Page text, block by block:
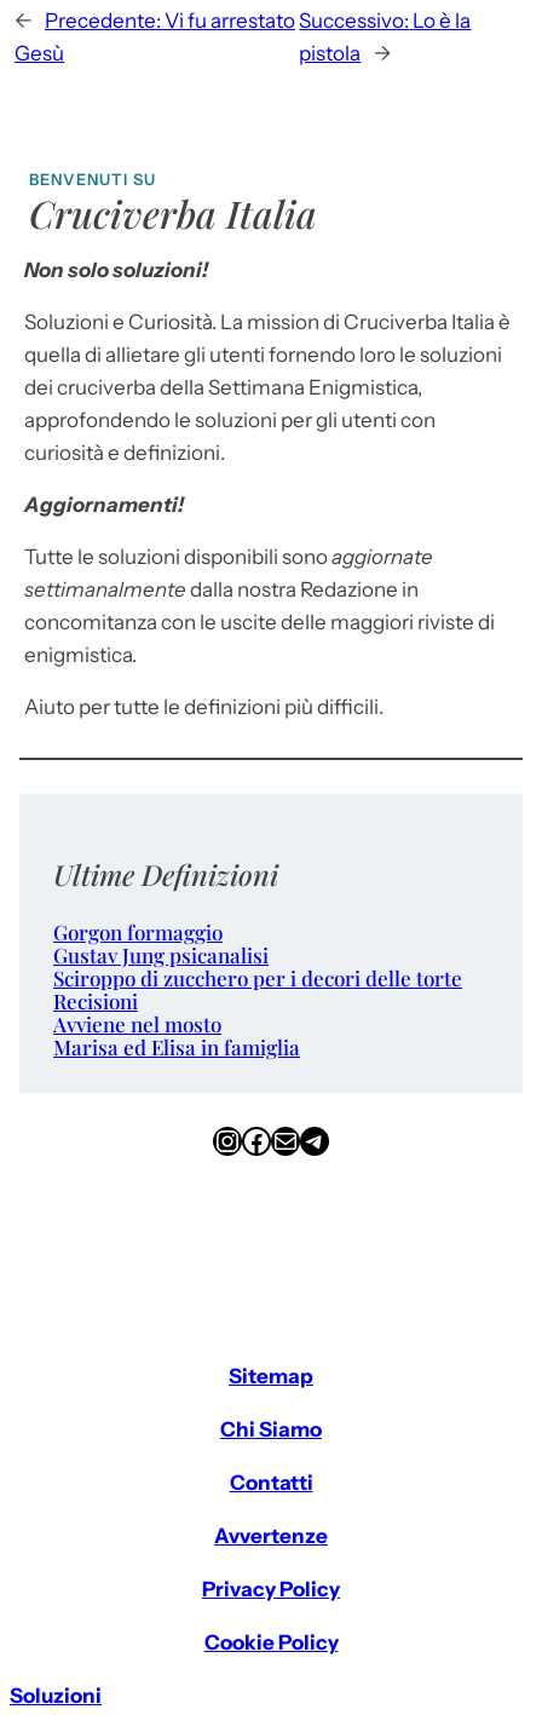
← Precedente: Vi fu arrestato
Gesù
Successivo: Lo è la
pistola
→
BENVENUTI SU
Cruciverba Italia
Non solo soluzioni!
Soluzioni e Curiosità. La mission di Cruciverba Italia è
quella di allietare gli utenti fornendo loro le soluzioni
dei cruciverba della Settimana Enigmistica,
approfondendo le soluzioni per gli utenti con
curiosità e definizioni.
Aggiornamenti!
Tutte le soluzioni disponibili sonoaggiornate
settimanalmente dalla nostra Redazione in
concomitanza con le uscite delle maggiori riviste di
enigmistica.
Aiuto per tutte le definizioni più difficili.
Ultime Definizioni
Gorgon formaggio
Gustav Jung psicanalisi
Sciroppo di zucchero per i decori delle torte
Recisioni
Avviene nel mosto
Marisa ed Elisa in famiglia
InstagramFacebook Email Telegram
Sitemap
Chi Siamo
Contatti
Avvertenze
Privacy Policy
Cookie Policy
Soluzioni